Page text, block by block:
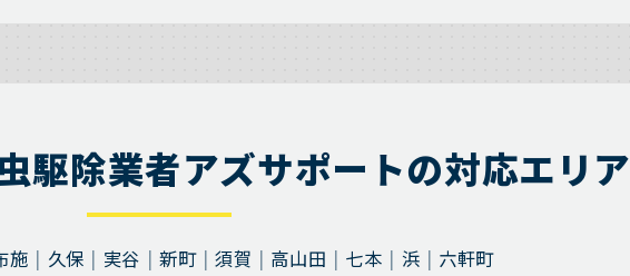
駆除業者アズサポートの対応エリア
施 久保 実谷 新町 須賀 高山田 七本 浜 六軒町